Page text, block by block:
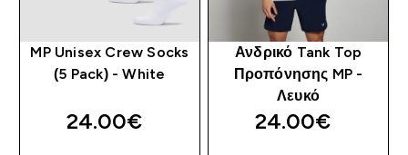
MP Unisex Crew Socks
(5 Pack) - White
24.00€‎
Ανδρικό Tank Top
Προπόνησης MP -
Λευκό
24.00€‎